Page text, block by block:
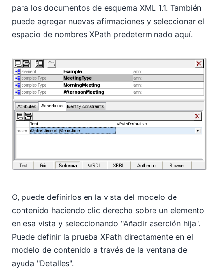
para los documentos de esquema XML 1.1. También
puede agregar nuevas afirmaciones y seleccionar el
espacio de nombres XPath predeterminado aquí.
O, puede definirlos en la vista del modelo de
contenido haciendo clic derecho sobre un elemento
en esa vista y seleccionando "Añadir aserción hija".
Puede definir la prueba XPath directamente en el
modelo de contenido a través de la ventana de
ayuda "Detalles".